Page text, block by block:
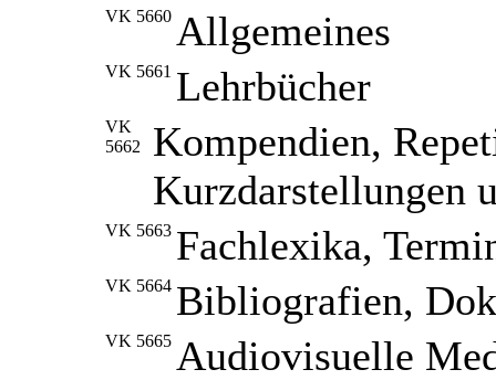
VK 5660 Allgemeines
VK 5661 Lehrbücher
VK
5662
Kompendien,
Kurzdarstellungen
VK 5663 Fachlexika,
VK 5664 Bibliografien,
VK 5665 Audiovisuelle